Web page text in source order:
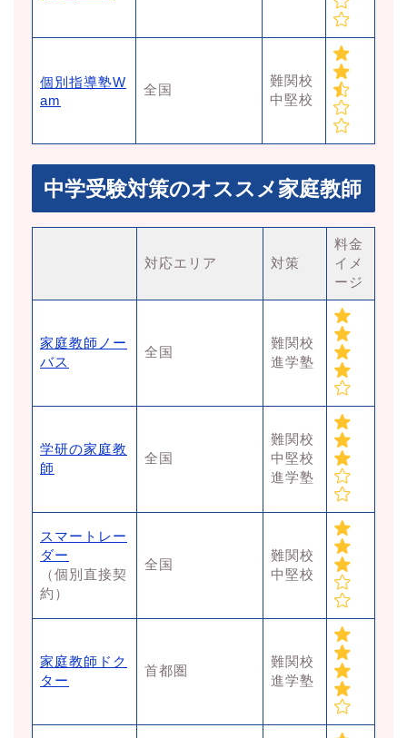
個別指導塾W
am
全国
難関校
中堅校
中学受験対策のオススメ家庭教師
対応エリア 対策
料金
イメ
ージ
家庭教師ノー
バス
全国
難関校
進学塾
学研の家庭教
師
全国
難関校
中堅校
進学塾
スマートレー
ダー
（個別直接契
約）
全国
難関校
中堅校
家庭教師ドク
ター
首都圏
難関校
進学塾